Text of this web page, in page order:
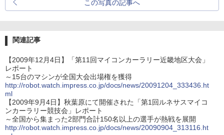
この写真の記事へ
関連記事
【2009年12月4日】「第11回マイコンカーラリー近畿地区大会」
レポート
～15台のマシンが全国大会出場権を獲得
http://robot.watch.impress.co.jp/docs/news/20091204_333436.ht
ml
【2009年9月4日】秋葉原にて開催された「第1回ルネサスマイコ
ンカーラリー競技会」レポート
～全国から集まった2部門合計150名以上の選手が熱戦を展開
http://robot.watch.impress.co.jp/docs/news/20090904_313116.ht